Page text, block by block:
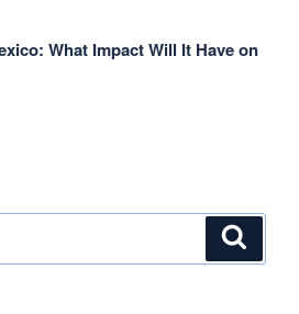
What Impact Will It Have on